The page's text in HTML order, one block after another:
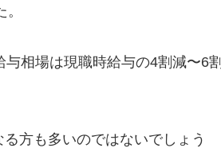
相場は現職時給与の4割減〜6割
方も多いのではないでしょう